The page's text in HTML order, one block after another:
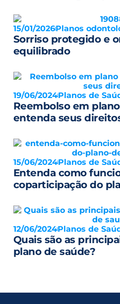
15/01/2026Planos
Sorriso protegido e
equilibrado
19/06/2024Planos de
Reembolso em
entenda seus
15/06/2024Planos de
Entenda como
coparticipação do
12/06/2024Planos de
Quais são as
plano de saúde?